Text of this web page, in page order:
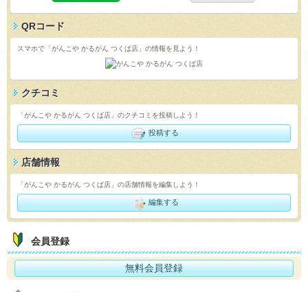
QRコード
スマホで「がんこや かるがん つくば店」の情報を見よう！
クチコミ
「がんこや かるがん つくば店」のクチコミを投稿しよう！
投稿する
店舗情報
「がんこや かるがん つくば店」の店舗情報を編集しよう！
編集する
会員登録
無料会員登録